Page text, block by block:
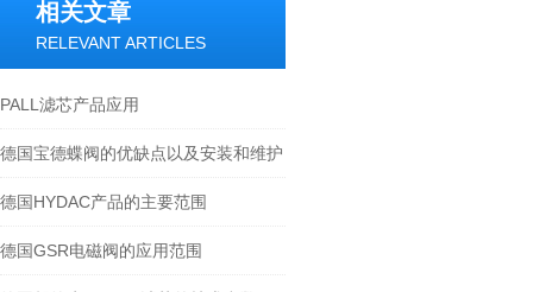
相关文章
RELEVANT ARTICLES
PALL滤芯产品应用
德国宝德蝶阀的优缺点以及安装和维护
德国HYDAC产品的主要范围
德国GSR电磁阀的应用范围